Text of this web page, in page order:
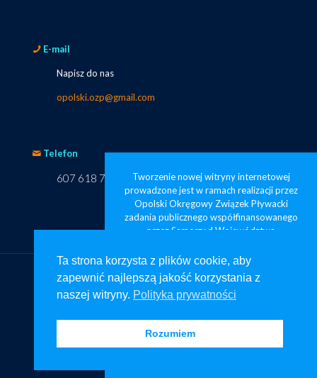
E-mail
Napisz do nas
opolski.ozp@gmail.com
Telefon
607 618 749
Ta strona korzysta z plików cookie, aby
zapewnić najlepszą jakość korzystania z
naszej witryny. Polityka prywatności
Rozumiem
Tworzenie nowej witryny internetowej
prowadzone jest w ramach realizacji przez
Opolski Okręgowy Związek Pływacki
zadania publicznego współfinansowanego
przez Samorząd Województwa
pływanie widoczne od zaraz”
Ta strona korzysta z plików cookie, aby
zapewnić najlepszą jakość korzystania z
Rozumiem